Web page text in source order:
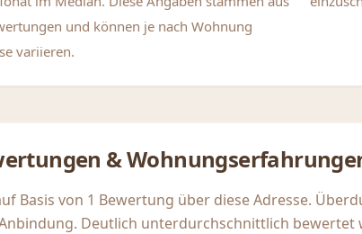
und können je nach Wohnung
variieren.
&
Basis von 1 Bewertung über diese Adresse.
Deutlich unterdurchschnittlich bewertet